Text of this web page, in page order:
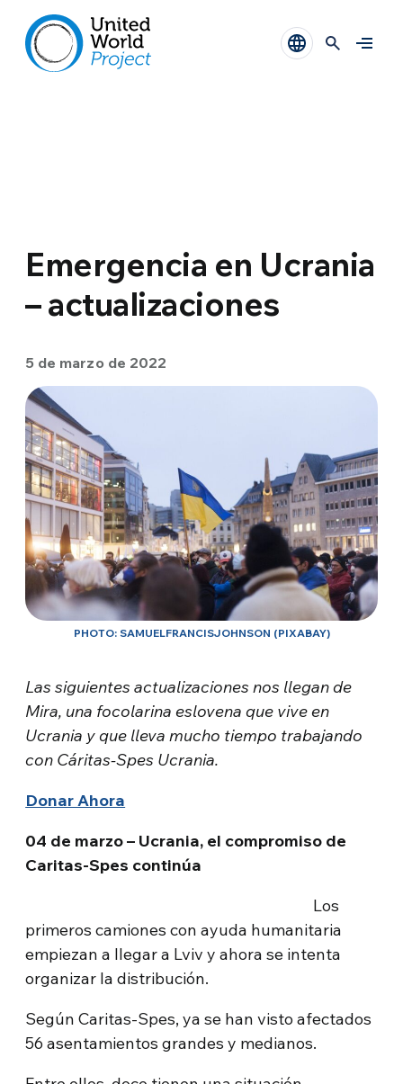
Emergencia en Ucrania
– actualizaciones
5 de marzo de 2022
PHOTO: SAMUELFRANCISJOHNSON (PIXABAY)
Las siguientes actualizaciones nos llegan de
Mira, una focolarina eslovena que vive en
Ucrania y que lleva mucho tiempo trabajando
con Cáritas-Spes Ucrania.
Donar Ahora
04 de marzo – Ucrania, el compromiso de
Caritas-Spes continúa
Los
primeros camiones con ayuda humanitaria
empiezan a llegar a Lviv y ahora se intenta
organizar la distribución.
Según Caritas-Spes, ya se han visto afectados
56 asentamientos grandes y medianos.